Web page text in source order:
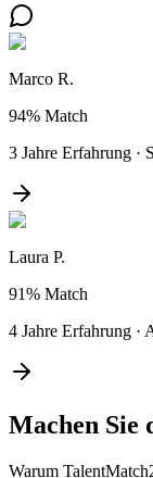
Marco R.
94% Match
3 Jahre Erfahrung ·
Laura P.
91% Match
4 Jahre Erfahrung ·
Machen Sie
Warum